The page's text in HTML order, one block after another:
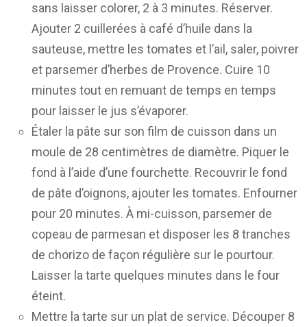
sans laisser colorer, 2 à 3 minutes. Réserver.
Ajouter 2 cuillerées à café d’huile dans la
sauteuse, mettre les tomates et l’ail, saler, poivrer
et parsemer d’herbes de Provence. Cuire 10
minutes tout en remuant de temps en temps
pour laisser le jus s’évaporer.
Étaler la pâte sur son film de cuisson dans un
moule de 28 centimètres de diamètre. Piquer le
fond à l’aide d’une fourchette. Recouvrir le fond
de pâte d’oignons, ajouter les tomates. Enfourner
pour 20 minutes. À mi-cuisson, parsemer de
copeau de parmesan et disposer les 8 tranches
de chorizo de façon régulière sur le pourtour.
Laisser la tarte quelques minutes dans le four
éteint.
Mettre la tarte sur un plat de service. Découper 8